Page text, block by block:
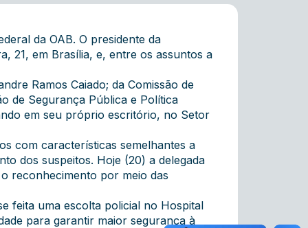
da OAB. O presidente da
21, em Brasília, e, entre os assuntos a
Ramos Caiado; da Comissão de
de Segurança Pública e Política
em seu próprio escritório, no Setor
com características semelhantes a
dos suspeitos. Hoje (20) a delegada
reconhecimento por meio das
feita uma escolta policial no Hospital
para garantir maior segurança à